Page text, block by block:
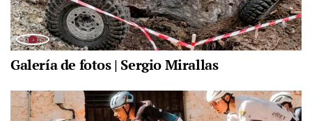
Galería de fotos | Sergio Mirallas